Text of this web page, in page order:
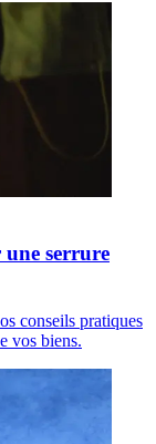
serrure
conseils pratiques
vos biens.